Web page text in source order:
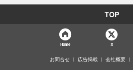
TOP
Home X
お問合せ 広告掲載 会社概要